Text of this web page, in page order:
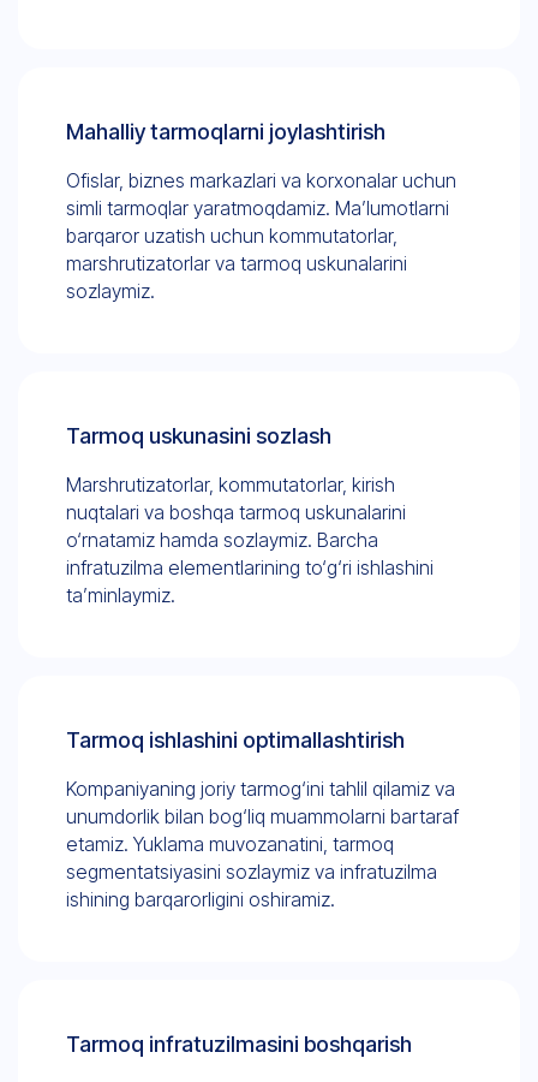
Mahalliy tarmoqlarni joylashtirish
Ofislar, biznes markazlari va korxonalar uchun
simli tarmoqlar yaratmoqdamiz. Ma’lumotlarni
barqaror uzatish uchun kommutatorlar,
marshrutizatorlar va tarmoq uskunalarini
sozlaymiz.
Tarmoq uskunasini sozlash
Marshrutizatorlar, kommutatorlar, kirish
nuqtalari va boshqa tarmoq uskunalarini
o‘rnatamiz hamda sozlaymiz. Barcha
infratuzilma elementlarining to‘g‘ri ishlashini
ta’minlaymiz.
Tarmoq ishlashini optimallashtirish
Kompaniyaning joriy tarmog‘ini tahlil qilamiz va
unumdorlik bilan bog‘liq muammolarni bartaraf
etamiz. Yuklama muvozanatini, tarmoq
segmentatsiyasini sozlaymiz va infratuzilma
ishining barqarorligini oshiramiz.
Tarmoq infratuzilmasini boshqarish